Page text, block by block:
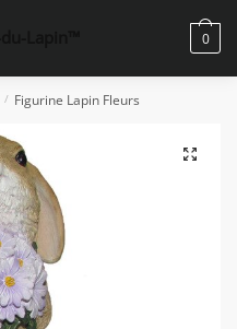
0
/ Figurine Lapin Fleurs